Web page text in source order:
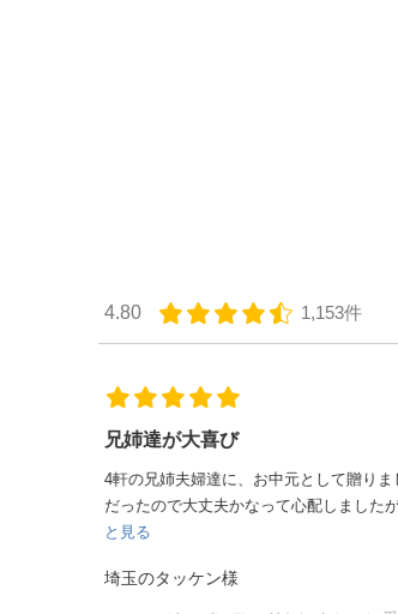
4.80 1,153件
ラフティーにして大変満足
と見る
ティモティ様
バラ ブロック（皮付き）